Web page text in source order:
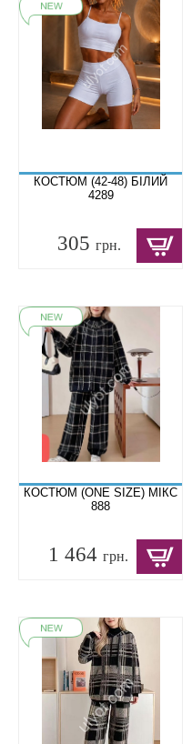
КОСТЮМ (42-48) БІЛИЙ
4289
305 грн.
КОСТЮМ (ONE SIZE) МІКС
888
1 464 грн.